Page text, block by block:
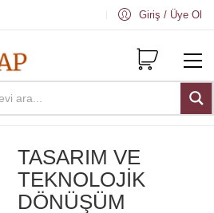
Giriş / Üye Ol
TASARIM VE
TEKNOLOJIK
DÖNÜŞÜM